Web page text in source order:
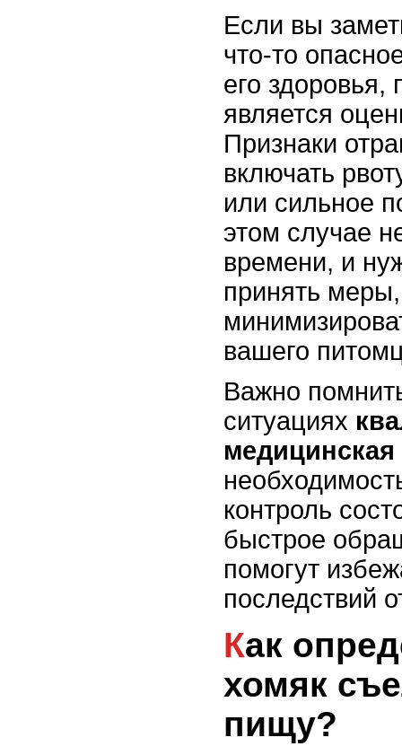
Если вы
что-то
его
является
Признаки
включать
или сильное
этом случае
времени, и
принять
вашего
Важно
ситуациях
контроль
быстрое
помогут
последствий
Как определить, что
хомяк
пищу?